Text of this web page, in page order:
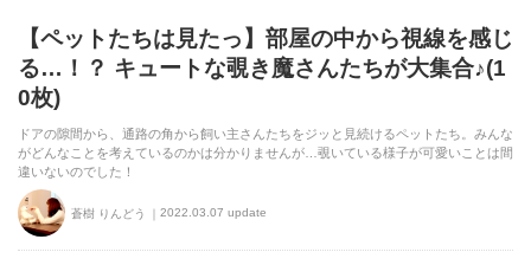
【ペットたちは見たっ】部屋の中から視線を感じ
る…！？ キュートな覗き魔さんたちが大集合♪(1
0枚)
ドアの隙間から、通路の角から飼い主さんたちをジッと見続けるペットたち。みんな
がどんなことを考えているのかは分かりませんが…覗いている様子が可愛いことは間
違いないのでした！
蒼樹 りんどう 2022.03.07 update